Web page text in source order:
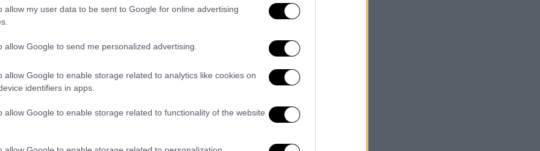
allow my user data to be sent to Google for online advertising
allow Google to send me personalized advertising.
allow Google to enable storage related to analytics like cookies on
identifiers in apps.
allow Google to enable storage related to functionality of the website
και ότι επιβιβάστηκαν σε άλλο
το σημείο που έγινε το τροχαίο για την